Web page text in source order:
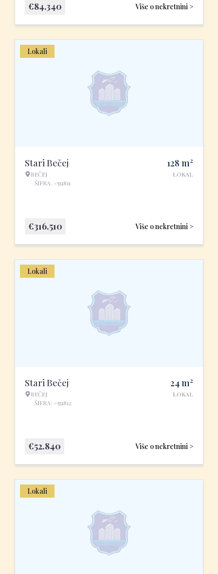
Više o nekretnini >
€84.340
Lokali
Stari Bečej
BEČEJ
ŠIFRA: #551811
128 m2
LOKAL
Više o nekretnini >
€316.510
Lokali
Stari Bečej
BEČEJ
ŠIFRA: #551812
24m2
LOKAL
Više o nekretnini >
€52.840
Lokali